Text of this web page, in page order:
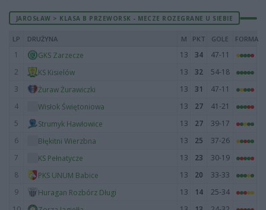
JAROSŁAW > KLASA B PRZEWORSK - MECZE ROZEGRANE U SIEBIE
LP DRUŻYNA M PKT GOLE FORMA
1 GKS Zarzecze 13 34
47-11
2
KS Kisielów 13 32
54-18
3
Żuraw Żurawiczki 13 31
47-11
4
Wisłok Świętoniowa 13 27
41-21
5
Strumyk Hawłowice 13 27
39-17
6
Błękitni Wierzbna 13 25
37-26
7
KS Pełnatycze 13 23
30-19
8
PKS UNUM Babice 13 20
33-33
9
Huragan Rozbórz Długi 13 14
25-34